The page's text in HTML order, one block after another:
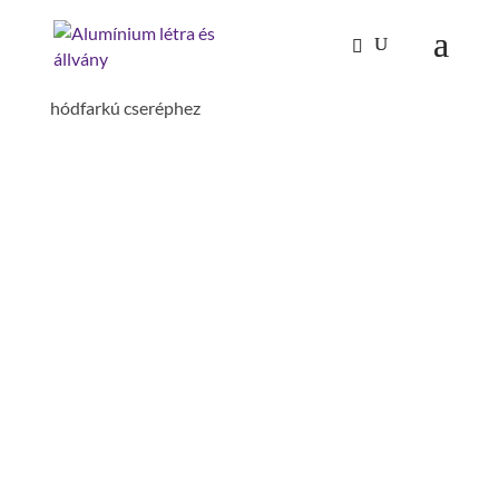
Kezdőlap/Mászástechnika
Létrafokos,
hódfarkú cseréphez